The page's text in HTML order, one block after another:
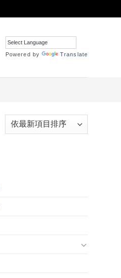
Powered by Translate